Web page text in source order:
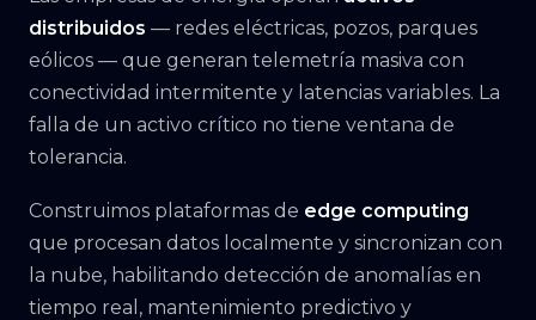
distribuidos — redes eléctricas, pozos, parques
eólicos — que generan telemetría masiva con
conectividad intermitente y latencias variables. La
falla de un activo crítico no tiene ventana de
tolerancia.
Construimos plataformas de edge computing
que procesan datos localmente y sincronizan con
la nube, habilitando detección de anomalías en
tiempo real, mantenimiento predictivo y